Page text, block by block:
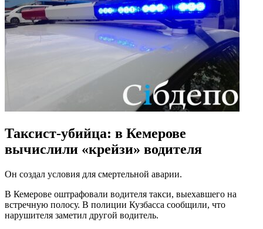
Таксист-убийца: в Кемерове
вычислили «крейзи» водителя
Он создал условия для смертельной аварии.
В Кемерове оштрафовали водителя такси, выехавшего на
встречную полосу. В полиции Кузбасса сообщили, что
нарушителя заметил другой водитель.